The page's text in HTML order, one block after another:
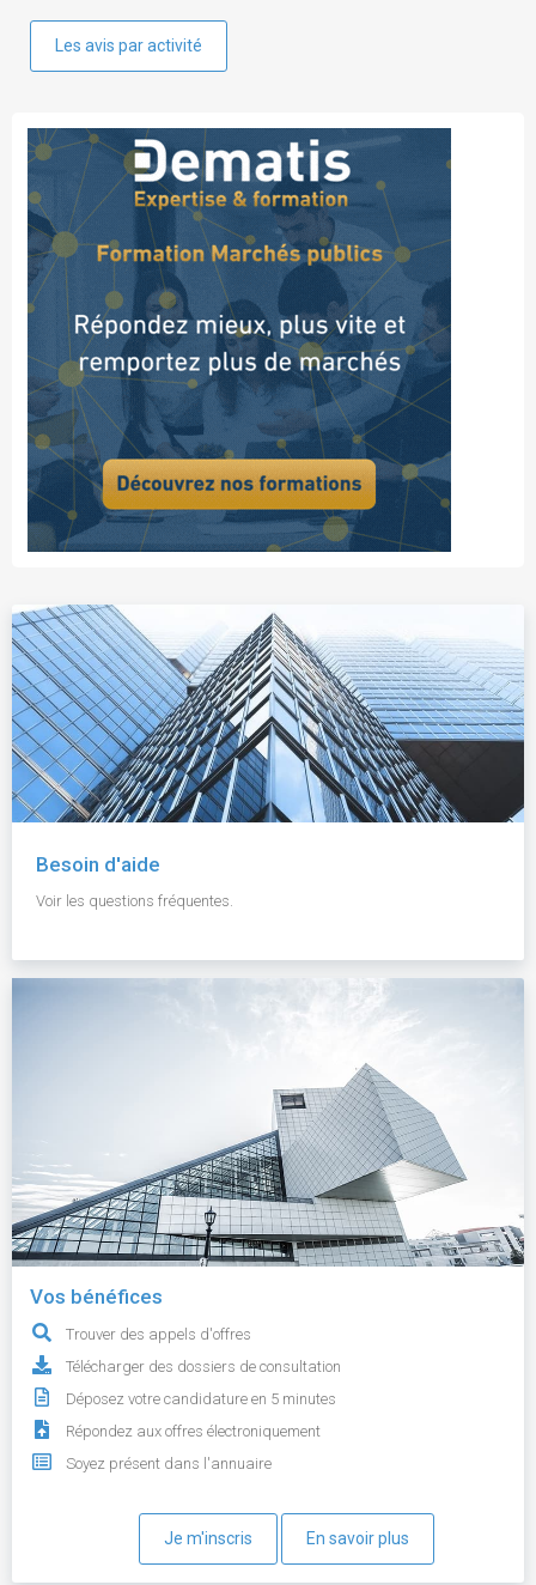
Les avis par activité
Besoin d'aide
Voir les questions fréquentes.
Vos bénéfices
Trouver des appels d'offres
Télécharger des dossiers de consultation
Déposez votre candidature en 5 minutes
Répondez aux offres électroniquement
Soyez présent dans l'annuaire
Je m'inscris En savoir plus